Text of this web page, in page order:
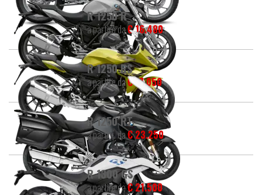
R 1250 R
a partire da€ 16.480
R 1250 RS
a partire da€ 17.050
R 1250 RT
a partire da€ 23.250
R 1300 GS
a partire da€ 21.500